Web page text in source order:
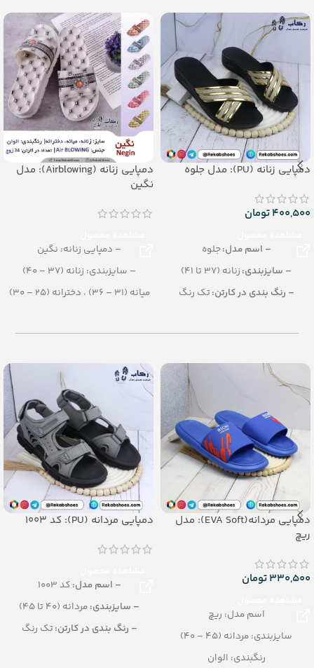
دمپایی زنانه (PU): مدل جلوه
400,500تومان
– اسم مدل:جلوه
– سایزبندی:زنانه (37 تا 41)
– رنگ بندی در کارتن:تک رنگ
– تعداد در کارتن:12 جفت
دمپایی زنانه (Airblowing): مدل
نگین
– دمپایی زنانه: نگین
– سایزبندی: زنانه (37 – 40)
میانه (31 – 36) ، دخترانه (25 – 30)
– تعداد در کارتن: 24 جفت
دمپایی مردانه(EVA Soft): مدل
ریچ
330,500تومان
اسم مدل: ریچ
سایزبندی: مردانه (45 – 40)
رنگبندی: الوان
دمپایی مردانه (PU): کد 1003
– اسم مدل:کد 1003
– سایزبندی:مردانه (40 تا 45)
– رنگ بندی در کارتن:تک رنگ